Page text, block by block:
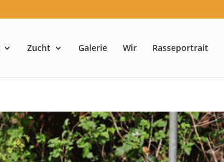
Zucht Galerie Wir Rasseportrait